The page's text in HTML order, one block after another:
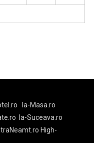
la-Masa.ro
la-Suceava.ro
High-